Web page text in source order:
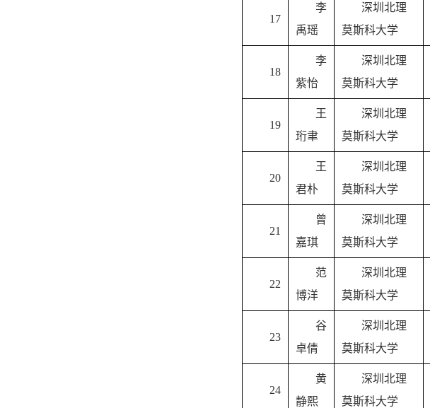
17
李
禹瑶
深圳北理
莫斯科大学
18
李
紫怡
深圳北理
莫斯科大学
19
王
珩聿
深圳北理
莫斯科大学
20
王
君朴
深圳北理
莫斯科大学
21
曾
嘉琪
深圳北理
莫斯科大学
22
范
博洋
深圳北理
莫斯科大学
23
谷
卓倩
深圳北理
莫斯科大学
24
黄
静熙
深圳北理
莫斯科大学